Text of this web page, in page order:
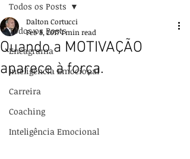
Todos os Posts
Eneagrama
Inteligência Emocional
Carreira
Coaching
Inteligência Emocional
Todos os Posts
Quando a MOTIVAÇÃO
aparece à força.
Dalton Cortucci
Feb 8, 20171 min read